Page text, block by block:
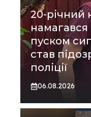
20-річний
намагався
пуском
став
поліції
06.08.2026